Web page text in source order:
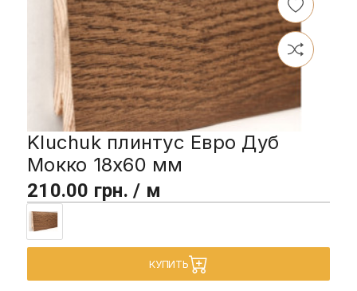
Kluchuk плинтус Евро Дуб
Мокко 18х60 мм
210.00 грн. / м
КУПИТЬ